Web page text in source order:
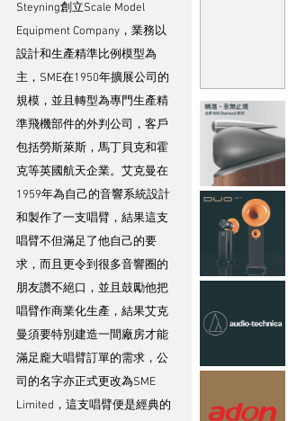
Steyning創立Scale Model
Equipment Company，業務以
設計和生產精準比例模型為
主，SME在1950年擴展公司的
規模，並且轉型為專門生產精
準飛機部件的外判公司，客戶
包括勞斯萊斯，馬丁貝克和霍
克等英國航天企業。艾克曼在
1959年為自己的音響系統設計
和製作了一支唱臂，結果這支
唱臂不但滿足了他自己的要
求，而且更令到很多音響圈的
朋友讚不絕口，並且鼓勵他把
唱臂作商業化生產，結果艾克
曼須要特別建造一間廠房才能
滿足龐大唱臂訂單的需求，公
司的名字亦正式更改為SME
Limited，這支唱臂便是經典的